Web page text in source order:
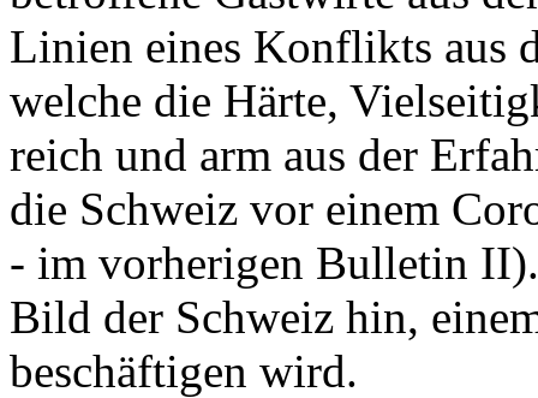
Linien eines Konflikts aus
welche die Härte,
reich und arm aus der
die Schweiz vor einem
- im vorherigen Bulletin
Bild der Schweiz hin,
beschäftigen wird.